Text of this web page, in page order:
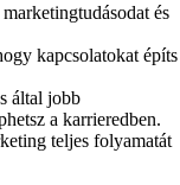
és
kapcsolatokat építs
által jobb
a karrieredben.
teljes folyamatát